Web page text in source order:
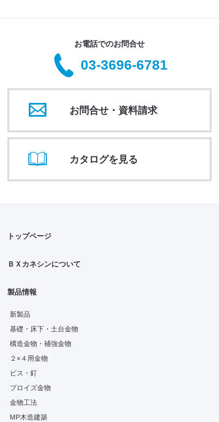
お電話でのお問合せ
03-3696-6781
お問合せ・資料請求
カタログを見る
トップページ
ＢＸカネシンについて
製品情報
新製品
基礎・床下・土台金物
構造金物・補強金物
２×４用金物
ビス・釘
プロイズ金物
金物工法
MP木造建築